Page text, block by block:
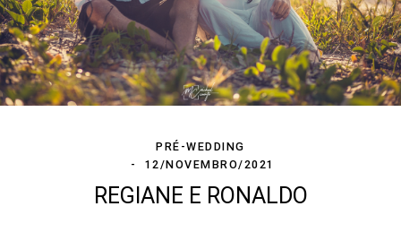
PRÉ-WEDDING
12/NOVEMBRO/2021
REGIANE E RONALDO